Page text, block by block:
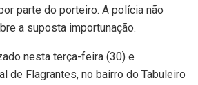
parte do porteiro. A polícia não
a suposta importunação.
nesta terça-feira (30) e
de Flagrantes, no bairro do Tabuleiro